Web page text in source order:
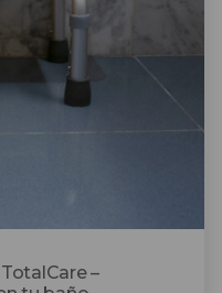
–